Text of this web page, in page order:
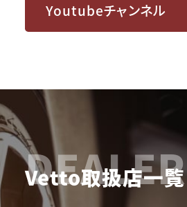
Youtubeチャンネル
DEALER
Vetto取扱店一覧